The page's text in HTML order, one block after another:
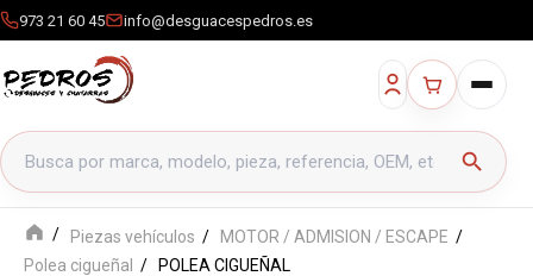
973 21 60 45 info@desguacespedros.es
Buscar productos
search
Piezas vehículos
MOTOR / ADMISION / ESCAPE
Polea cigueñal
POLEA CIGUEÑAL